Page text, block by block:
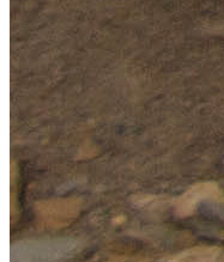
SIED 70 - Territoire
©2026